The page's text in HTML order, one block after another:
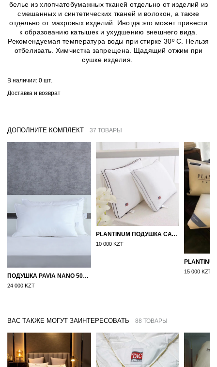
белье из хлопчатобумажных тканей отдельно от изделий из
смешанных и синтетических тканей и волокон, а также
отдельно от махровых изделий. Иногда это может привести
к образованию катышек и ухудшению внешнего вида.
Рекомендуемая температура воды при стирке 30º C. Нельзя
отбеливать. Химчистка запрещена. Щадящий отжим при
сушке изделия.
В наличии: 0 шт.
Доставка и возврат
ДОПОЛНИТЕ КОМПЛЕКТ 37 ТОВАРЫ
ПОДУШКА PAVIA NANO 50X70
24 000 KZT
PLANTINUM ПОДУШКА САТИН, ШЕЛК 50Х70
10 000 KZT
15 000 KZT
ВАС ТАКЖЕ МОГУТ ЗАИНТЕРЕСОВАТЬ 88 ТОВАРЫ